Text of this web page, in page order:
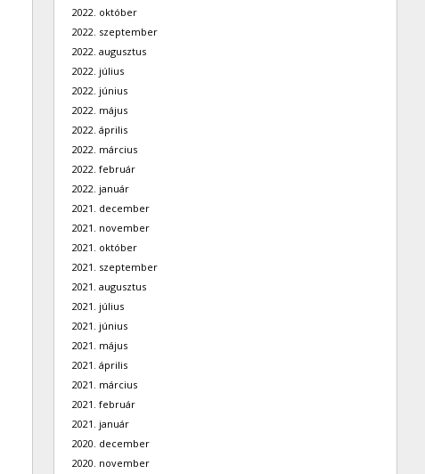
2022. október
2022. szeptember
2022. augusztus
2022. július
2022. június
2022. május
2022. április
2022. március
2022. február
2022. január
2021. december
2021. november
2021. október
2021. szeptember
2021. augusztus
2021. július
2021. június
2021. május
2021. április
2021. március
2021. február
2021. január
2020. december
2020. november